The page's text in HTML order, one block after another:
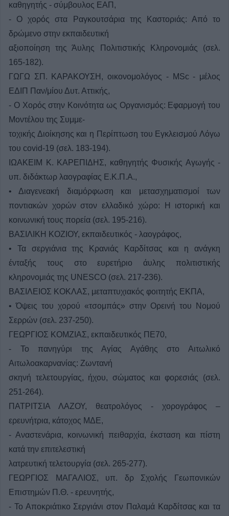
καθηγητής - σύμβουλος ΕΑΠ,
- Ο χορός στα Ραγκουτσάρια της Καστοριάς: Από το
δρώμενο στην εκπαιδευτική
αξιοποίηση της Άυλης Πολιτιστικής Κληρονομιάς (σελ.
165-182).
ΓΩΓΩ ΣΠ. ΚΑΡΑΚΟΥΣΗ, οικονομολόγος - ΜSc - μέλος
ΕΔΙΠ Παν/μίου Δυτ. Αττικής,
- Ο Χορός στην Κοινότητα ως Οργανισμός: Εφαρμογή του
Μοντέλου της Συμμε-
τοχικής Διοίκησης και η Περίπτωση του Εγκλεισμού Λόγω
του covid-19 (σελ. 183-194).
ΙΩΑΚΕΙΜ Κ. ΚΑΡΕΠΙΔΗΣ, καθηγητής Φυσικής Αγωγής -
υπ. διδάκτωρ λαογραφίας Ε.Κ.Π.Α.,
• Διαγενεακή διαμόρφωση και μετασχηματισμοί των
ποντιακών χορών στον ελλαδικό χώρο: Η ιστορική και
κοινωνική τους πορεία (σελ. 195-216).
ΒΑΣΙΛΙΚΗ ΚΟΖΙΟΥ, εκπαιδευτικός - λαογράφος,
• Τα σεργιάνια της Κρανιάς Καρδίτσας και η ανάγκη
ένταξής τους στο ευρετήριο άυλης πολιτιστικής
κληρονομιάς της UNESCO (σελ. 217-236).
ΒΑΣΙΛΕΙΟΣ ΚΟΚΛΑΣ, μεταπτυχιακός φοιτητής ΕΚΠΑ,
• Όψεις του χορού «τσομπάς» στην Ορεινή του Νομού
Σερρών (σελ. 237-250).
ΓΕΩΡΓΙΟΣ ΚΟΜΖΙΑΣ, εκπαιδευτικός ΠΕ70,
- Το πανηγύρι της Αγίας Αγάθης στο Αιτωλικό
Αιτωλοακαρνανίας: Ζωντανή
σκηνή τελετουργίας, ήχου, σώματος και φορεσιάς (σελ.
251-264).
ΠΑΤΡΙΤΣΙΑ ΛΑΖΟΥ, θεατρολόγος - χορογράφος –
ερευνήτρια, κάτοχος ΜΔΕ,
- Αναστενάρια, κοινωνική πειθαρχία, έκσταση και πίστη
κατά την επιτελεστική
λατρευτική τελετουργία (σελ. 265-277).
ΓΕΩΡΓΙΟΣ ΜΑΓΑΛΙΟΣ, υπ. δρ Σχολής Γεωπονικών
Επιστημών Π.Θ. - ερευνητής,
- Το Αποκριάτικο Σεργιάνι στον Παλαμά Καρδίτσας και τα